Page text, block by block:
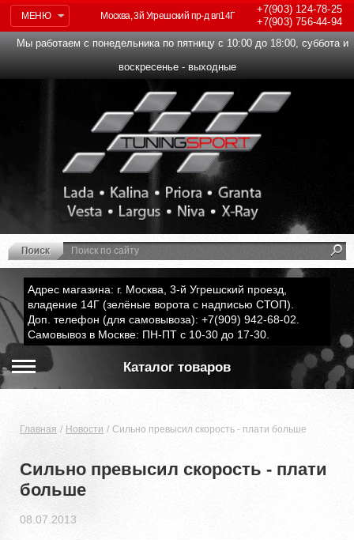
МЕНЮ
+7(903)124-78-25
+7(903)756-44-94
Москва, 3й Угрешский пр-д вл14Г
Мы работаем с понедельника по пятницу с 10:00 до 18:00, суббота и
воскресенье - выходные
Адрес магазина: г. Москва, 3-й Угрешский проезд,
владение 14Г (зелёные ворота с надписью СТОП).
Доп. телефон (для самовывоза): +7(909) 942-68-02.
Самовывоз в Москве: ПН-ПТ с 10-30 до 17-30.
Каталог товаров
Главная Новости Сильно превысил скорость - плати больше
Сильно превысил скорость - плати
больше
08.07.2013